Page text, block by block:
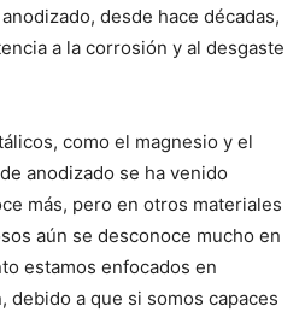
desde hace décadas,
a la corrosión y al desgaste
como el magnesio y el
anodizado se ha venido
más, pero en otros materiales
aún se desconoce mucho en
estamos enfocados en
debido a que si somos capaces